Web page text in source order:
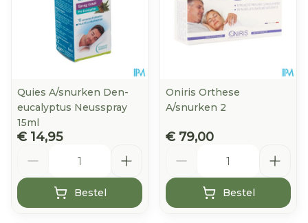
Quies A/snurken Den-
eucalyptus Neusspray
15ml
€ 14,95
Bestel
Oniris Orthese
A/snurken 2
€ 79,00
Bestel